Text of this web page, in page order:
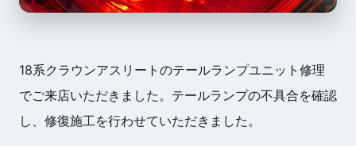
18系クラウンアスリートのテールランプユニット修理
でご来店いただきました。テールランプの不具合を確認
し、修復施工を行わせていただきました。